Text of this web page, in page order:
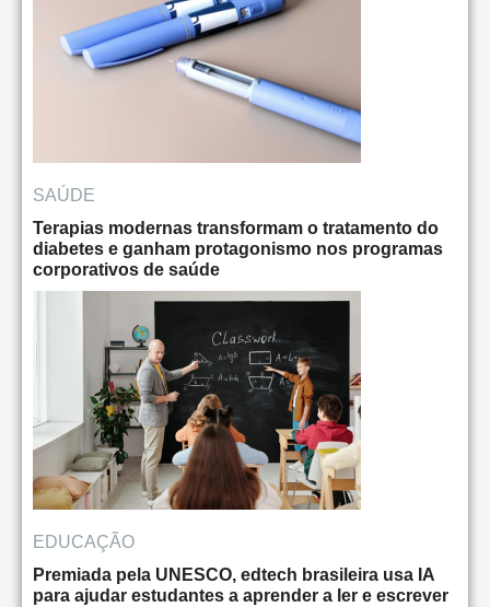
SAÚDE
Terapias modernas transformam o tratamento do
diabetes e ganham protagonismo nos programas
corporativos de saúde
EDUCAÇÃO
Premiada pela UNESCO, edtech brasileira usa IA
para ajudar estudantes a aprender a ler e escrever